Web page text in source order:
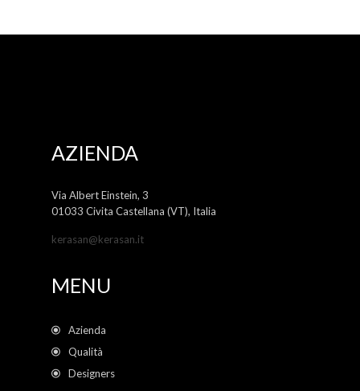
AZIENDA
Via Albert Einstein, 3
01033 Civita Castellana (VT), Italia
kerasan@kerasan.it
MENU
Azienda
Qualità
Designers